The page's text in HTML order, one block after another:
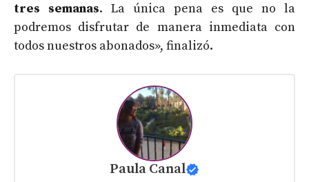
tres semanas. La única pena es que no la
podremos disfrutar de manera inmediata con
todos nuestros abonados», finalizó.
Paula Canal